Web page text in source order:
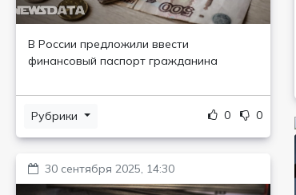
В России предложили ввести
финансовый паспорт гражданина
Рубрики 0 0
30 сентября 2025, 14:30